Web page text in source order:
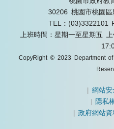
30206 桃園市桃園
TEL：(03)3322101
上班時間：星期一至星期五
CopyRight © 2023 Department
|網站
| 隱私
|政府網站